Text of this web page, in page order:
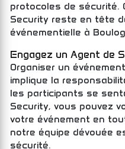
protocoles de sécurité.
Security reste en tête
événementielle à
Engagez un Agent de
Organiser un
implique la
les participants se
Security, vous pouvez
votre événement en
notre équipe dévouée
sécurité.